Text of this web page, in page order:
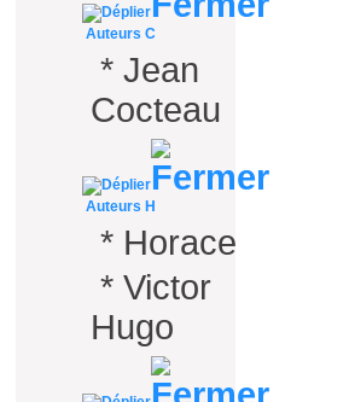
Auteurs C
* Jean
Cocteau
Auteurs H
* Horace
* Victor
Hugo